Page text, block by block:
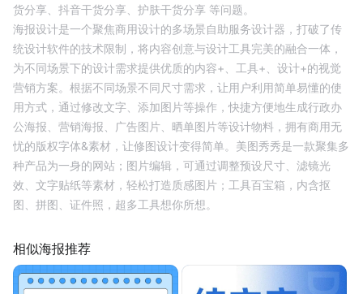
货分享、 抖音干货分享、 护肤干货分享 等问题。
海报设计是一个聚焦商用设计的多场景自助服务设计器，打破了传
统设计软件的技术限制，将内容创意与设计工具完美的融合一体，
为不同场景下的设计需求提供优质的内容+、工具+、设计+的视觉
营销方案。根据不同场景不同尺寸需求，让用户利用简单易懂的使
用方式，通过修改文字、添加图片等操作，快捷方便地生成行政办
公海报、营销海报、广告图片、晒单图片等设计物料，拥有商用无
忧的版权字体&素材，让修图设计变得简单。美图秀秀是一款聚集多
种产品为一身的网站；图片编辑，可通过调整预设尺寸、滤镜光
效、文字贴纸等素材，轻松打造质感图片；工具百宝箱，内含抠
图、拼图、证件照，超多工具想你所想。
相似海报推荐